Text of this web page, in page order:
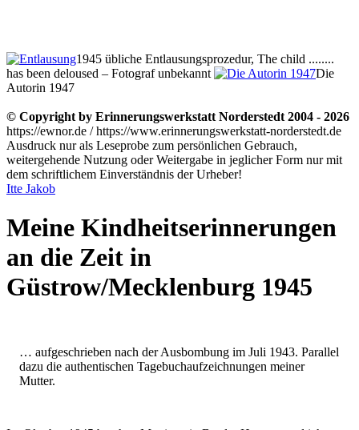
1945 übliche Entlausungsprozedur, The child ........
has been deloused – Fotograf unbekannt
Die
Autorin 1947
© Copyright by Erinnerungswerkstatt Norderstedt 2004 - 2026
https://ewnor.de / https://www.erinnerungswerkstatt-norderstedt.de
Ausdruck nur als Leseprobe zum persönlichen Gebrauch,
weitergehende Nutzung oder Weitergabe in jeglicher Form nur mit
dem schriftlichem Einverständnis der Urheber!
Itte Jakob
Meine Kindheitserinnerungen
an die Zeit in
Güstrow/Mecklenburg 1945
… aufgeschrieben nach der Ausbombung im Juli 1943. Parallel
dazu die authentischen Tagebuchaufzeichnungen meiner
Mutter.